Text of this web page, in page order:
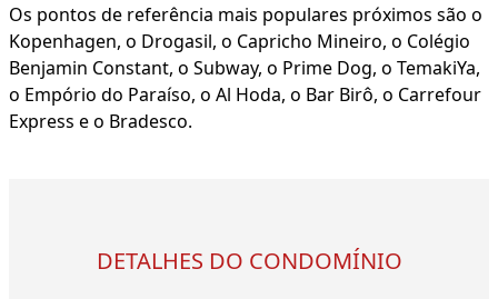
Os pontos de referência mais populares próximos são o
Kopenhagen, o Drogasil, o Capricho Mineiro, o Colégio
Benjamin Constant, o Subway, o Prime Dog, o TemakiYa,
o Empório do Paraíso, o Al Hoda, o Bar Birô, o Carrefour
Express e o Bradesco.
DETALHES DO CONDOMÍNIO